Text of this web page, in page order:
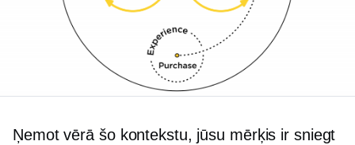
Ņemot vērā šo kontekstu, jūsu mērķis ir sniegt